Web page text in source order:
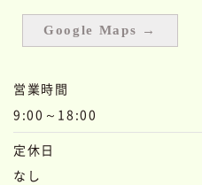
Google Maps →
営業時間
9:00～18:00
定休日
なし